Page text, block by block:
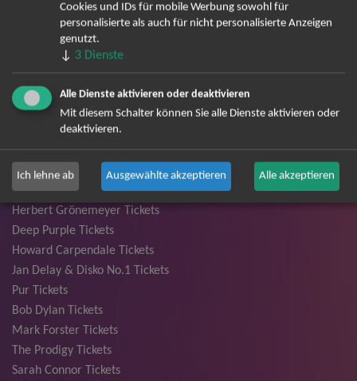
André Rieu Tickets
David Garrett Tickets
Andrea Berg Tickets
Backstreet Boys Tickets
Unheilig Tickets
Santiano Tickets
Ina Müller Tickets
Bryan Adams Tickets
Andreas Gabalier Tickets
Die Fantastischen Vier Tickets
Herbert Grönemeyer Tickets
Deep Purple Tickets
Howard Carpendale Tickets
Jan Delay & Disko No.1 Tickets
Pur Tickets
Bob Dylan Tickets
Mark Forster Tickets
The Prodigy Tickets
Sarah Connor Tickets
Cookies und IDs für mobile Werbung sowohl für
personalisierte als auch für nicht personalisierte Anzeigen
genutzt.
↓ 3 Dienste
Alle Dienste aktivieren oder deaktivieren
Mit diesem Schalter können Sie alle Dienste aktivieren oder
deaktivieren.
Ich lehne ab Ausgewählte akzeptieren Alle akzeptieren